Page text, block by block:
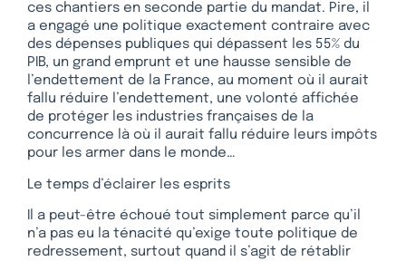
ces chantiers en seconde partie du mandat. Pire, il
a engagé une politique exactement contraire avec
des dépenses publiques qui dépassent les 55% du
PIB, un grand emprunt et une hausse sensible de
l’endettement de la France, au moment où il aurait
fallu réduire l’endettement, une volonté affichée
de protéger les industries françaises de la
concurrence là où il aurait fallu réduire leurs impôts
pour les armer dans le monde…
Le temps d’éclairer les esprits
Il a peut-être échoué tout simplement parce qu’il
n’a pas eu la ténacité qu’exige toute politique de
redressement, surtout quand il s’agit de rétablir